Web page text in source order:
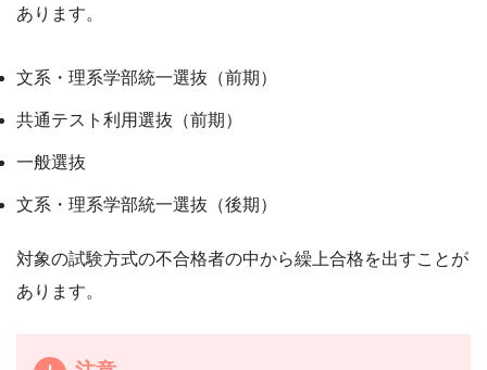
あります。
文系・理系学部統一選抜（前期）
共通テスト利用選抜（前期）
一般選抜
文系・理系学部統一選抜（後期）
対象の試験方式の不合格者の中から繰上合格を出すことが
あります。